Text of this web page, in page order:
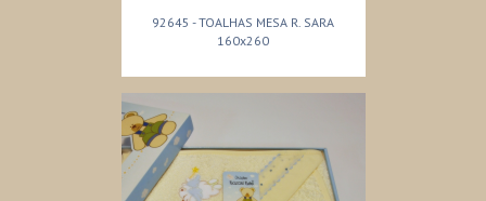
92645 - TOALHAS MESA R. SARA
160x260